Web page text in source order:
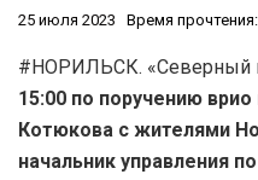
25 июля 2023 Время
#НОРИЛЬСК. «Северный
15:00 по поручению
Котюкова с жителями
начальник управления